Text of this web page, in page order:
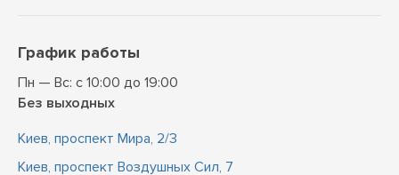
График работы
Пн — Вс: с 10:00 до 19:00
Без выходных
Киев, проспект Мира, 2/3
Киев, проспект Воздушных Сил, 7